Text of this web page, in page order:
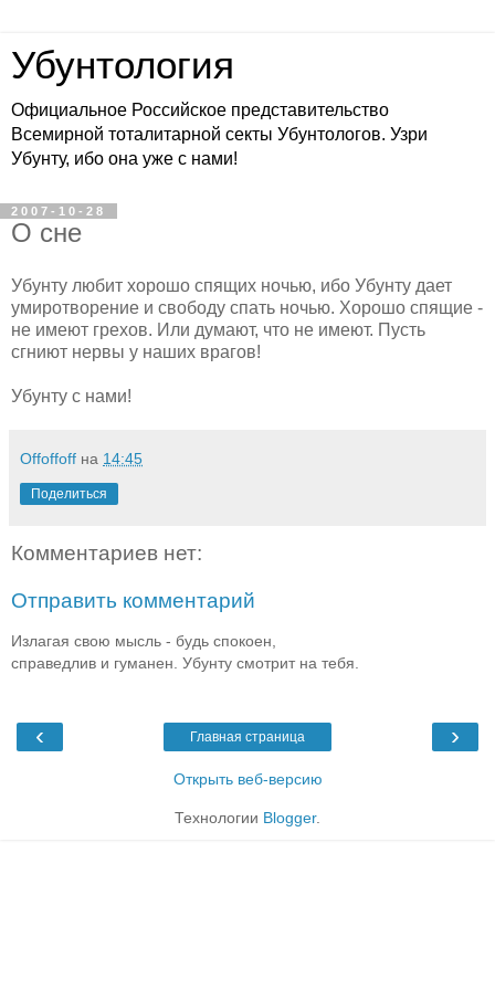
Убунтология
Официальное Российское представительство
Всемирной тоталитарной секты Убунтологов. Узри
Убунту, ибо она уже с нами!
2007-10-28
О сне
Убунту любит хорошо спящих ночью, ибо Убунту дает
умиротворение и свободу спать ночью. Хорошо спящие -
не имеют грехов. Или думают, что не имеют. Пусть
сгниют нервы у наших врагов!
Убунту с нами!
Offoffoff на 14:45
Поделиться
Комментариев нет:
Отправить комментарий
Излагая свою мысль - будь спокоен,
справедлив и гуманен. Убунту смотрит на тебя.
‹ ›
Главная страница
Открыть веб-версию
Технологии Blogger.